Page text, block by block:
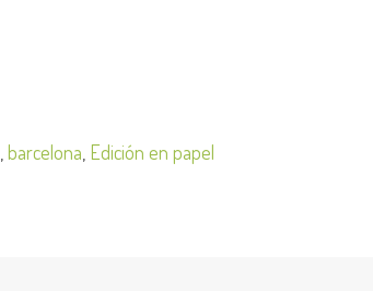
barcelona Edición en papel